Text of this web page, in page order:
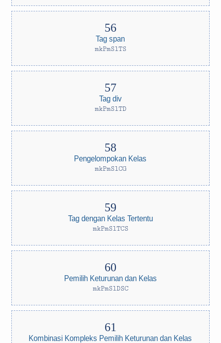
Tag span
mkPmSlTS
Tag div
mkPmSlTD
Pengelompokan Kelas
mkPmSlCG
Tag dengan Kelas Tertentu
mkPmSlTCS
Pemilih Keturunan dan Kelas
mkPmSlDSC
Kombinasi Kompleks Pemilih Keturunan dan Kelas